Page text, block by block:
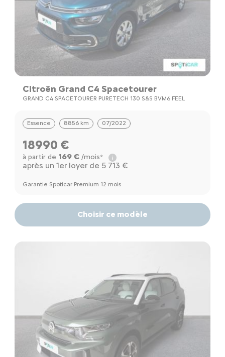
Citroën Grand C4 Spacetourer
GRAND C4 SPACETOURER PURETECH 130 S&S BVM6 FEEL
Essence 8856 km 07/2022
18990 €
à partir de 169 €/mois*
après un 1er loyer de 5 713 €
Garantie Spoticar Premium 12 mois
Choisir ce modèle